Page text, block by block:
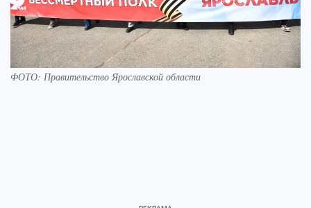
ФОТО: Правительство Ярославской области